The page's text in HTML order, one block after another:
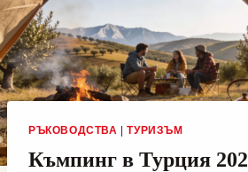
РЪКОВОДСТВА |ТУРИЗЪМ
Къмпинг в Турция